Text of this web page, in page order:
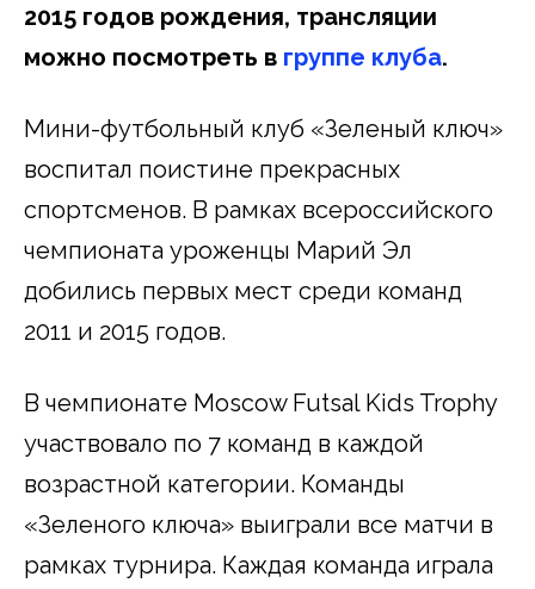
2015 годов рождения, трансляции
можно посмотреть в группе клуба.
Мини-футбольный клуб «Зеленый ключ»
воспитал поистине прекрасных
спортсменов. В рамках всероссийского
чемпионата уроженцы Марий Эл
добились первых мест среди команд
2011 и 2015 годов.
В чемпионате Moscow Futsal Kids Trophy
участвовало по 7 команд в каждой
возрастной категории. Команды
«Зеленого ключа» выиграли все матчи в
рамках турнира. Каждая команда играла